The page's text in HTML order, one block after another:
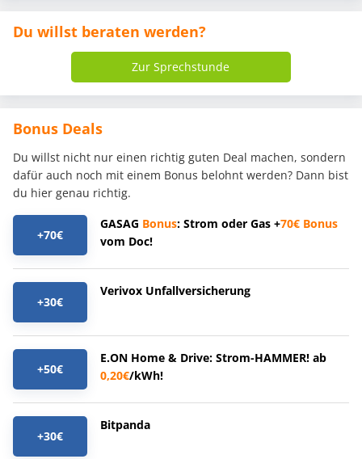
Du willst beraten werden?
Zur Sprechstunde
Bonus Deals
Du willst nicht nur einen richtig guten Deal machen, sondern
dafür auch noch mit einem Bonus belohnt werden? Dann bist
du hier genau richtig.
+70€
GASAG Bonus: Strom oder Gas +70€ Bonus
vom Doc!
+30€
Verivox Unfallversicherung
+50€
E.ON Home & Drive: Strom-HAMMER! ab
0,20€/kWh!
+30€
Bitpanda